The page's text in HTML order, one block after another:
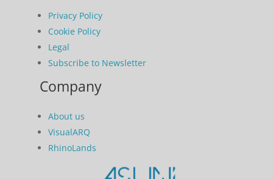
Privacy Policy
Cookie Policy
Legal
Subscribe to Newsletter
Company
About us
VisualARQ
RhinoLands